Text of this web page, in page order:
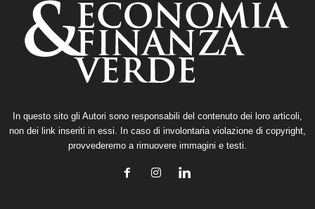
In questo sito gli Autori sono responsabili del contenuto dei loro articoli,
non dei link inseriti in essi. In caso di involontaria violazione di copyright,
provvederemo a rimuovere immagini e testi.